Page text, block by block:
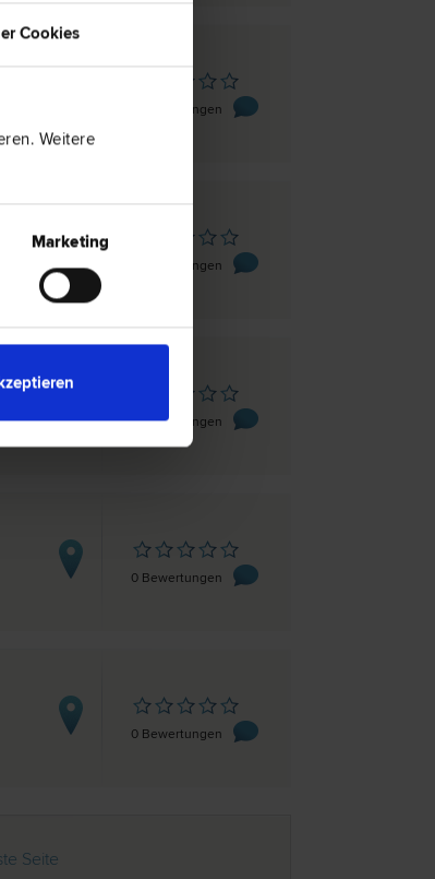
Cookies
Weitere
Marketing
0 Bewertungen
0 Bewertungen
0 Bewertungen
0 Bewertungen
0 Bewertungen
Seite